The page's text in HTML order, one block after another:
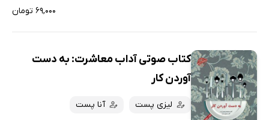
۶۹,۰۰۰ تومان
کتاب صوتی آداب معاشرت: به دست
آوردن کار
لیزی پست
آنا پست